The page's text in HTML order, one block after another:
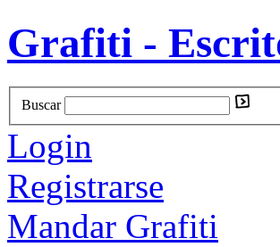
Grafiti -
Buscar
Login
Registrarse
Mandar Grafiti